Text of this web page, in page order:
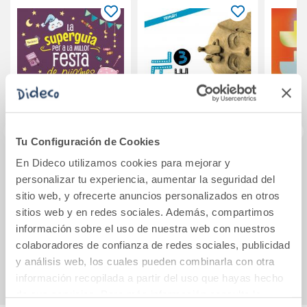
Tu Configuración de Cookies
En Dideco utilizamos cookies para mejorar y
personalizar tu experiencia, aumentar la seguridad del
sitio web, y ofrecerte anuncios personalizados en otros
sitios web y en redes sociales. Además, compartimos
información sobre el uso de nuestra web con nuestros
colaboradores de confianza de redes sociales, publicidad
y análisis web, los cuales pueden combinarla con otra
información recopilada a partir del uso que hayas hecho
La super guia per a
la millor festa de
pijames
16,95€
Comprar
Social Science 3.
Activity book.
12,16€
Comprar